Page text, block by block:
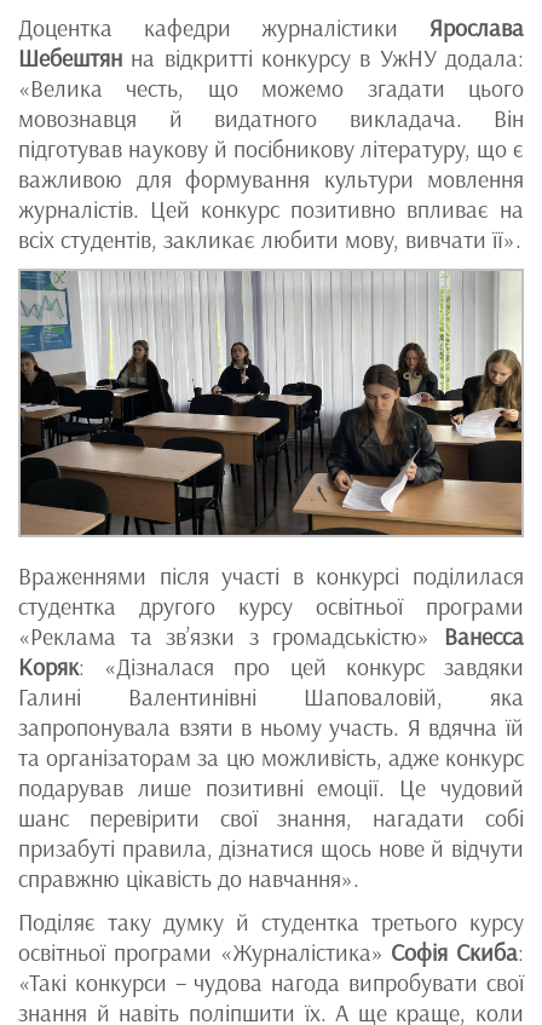
Доцентка кафедри журналістики Ярослава
Шебештян на відкритті конкурсу в УжНУ додала:
«Велика честь, що можемо згадати цього
мовознавця й видатного викладача. Він
підготував наукову й посібникову літературу, що є
важливою для формування культури мовлення
журналістів. Цей конкурс позитивно впливає на
всіх студентів, закликає любити мову, вивчати її».
Враженнями після участі в конкурсі поділилася
студентка другого курсу освітньої програми
«Реклама та зв’язки з громадськістю» Ванесса
Коряк: «Дізналася про цей конкурс завдяки
Галині Валентинівні Шаповаловій, яка
запропонувала взяти в ньому участь. Я вдячна їй
та організаторам за цю можливість, адже конкурс
подарував лише позитивні емоції. Це чудовий
шанс перевірити свої знання, нагадати собі
призабуті правила, дізнатися щось нове й відчути
справжню цікавість до навчання».
Поділяє таку думку й студентка третього курсу
освітньої програми «Журналістика» Софія Скиба:
«Такі конкурси – чудова нагода випробувати свої
знання й навіть поліпшити їх. А ще краще, коли